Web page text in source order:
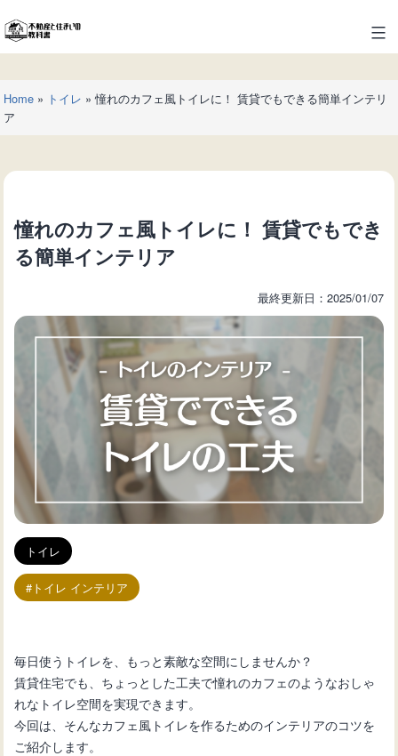
ン
テ
ツ
へ
ス
ッ
不
動
産
と
住
の
科
Home» トイレ »憧れのカフェ風トイレに！ 賃貸でもできる簡単インテリ
ア
憧れのカフェ風トイレに！ 賃貸でもでき
る簡単インテリア
最終更新日：2025/01/07
トイレ
トイレ インテリア
毎日使うトイレを、もっと素敵な空間にしませんか？
賃貸住宅でも、ちょっとした工夫で憧れのカフェのようなおしゃ
れなトイレ空間を実現できます。
今回は、そんなカフェ風トイレを作るためのインテリアのコツを
ご紹介します。